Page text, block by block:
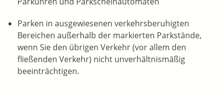
Parken in ausgewiesenen verkehrsberuhigten
Bereichen außerhalb der markierten Parkstände,
wenn Sie den übrigen Verkehr (vor allem den
fließenden Verkehr) nicht unverhältnismäßig
beeinträchtigen.